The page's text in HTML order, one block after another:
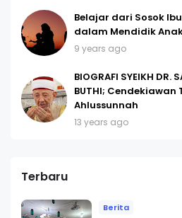
Belajar dari Sosok
dalam Mendidik
9 years ago
BIOGRAFI SYEIKH DR.
BUTHI;
Ahlussunnah
13 years ago
Terbaru
Berita